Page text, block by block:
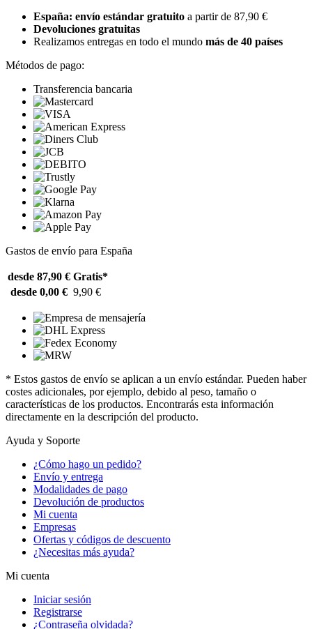
España: envío estándar gratuito a partir de 87,90 €
Devoluciones gratuitas
Realizamos entregas en todo el mundo más de 40 países
Métodos de pago:
Transferencia bancaria
Gastos de envío para España
desde 87,90 € Gratis*
desde 0,00 € 9,90 €
* Estos gastos de envío se aplican a un envío estándar. Pueden haber
costes adicionales, por ejemplo, debido al peso, tamaño o
características de los productos. Encontrarás esta información
directamente en la descripción del producto.
Ayuda y Soporte
¿Cómo hago un pedido?
Envío y entrega
Modalidades de pago
Devolución de productos
Mi cuenta
Empresas
Ofertas y códigos de descuento
¿Necesitas más ayuda?
Mi cuenta
Iniciar sesión
Registrarse
¿Contraseña olvidada?